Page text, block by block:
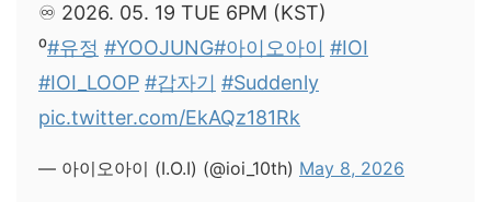
♾️ 2026. 05. 19 TUE 6PM (KST)
⁰#유정 #YOOJUNG#아이오아이 #IOI
#IOI_LOOP #갑자기 #Suddenly
pic.twitter.com/EkAQz181Rk
— 아이오아이 (I.O.I) (@ioi_10th) May 8, 2026